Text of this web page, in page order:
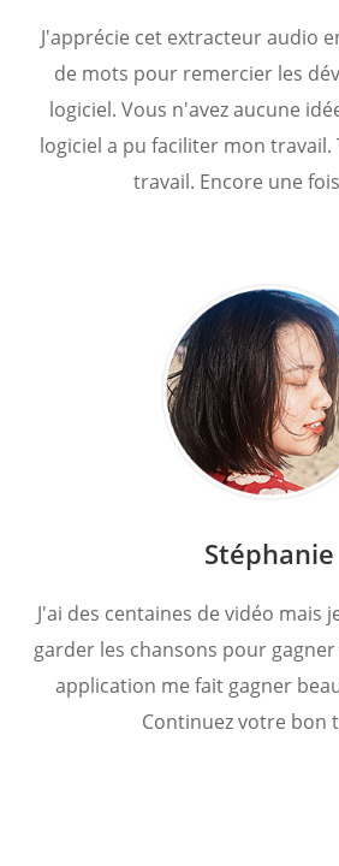
J'apprécie cet extracteur audio
de mots pour remercier les
logiciel. Vous n'avez aucune
logiciel a pu faciliter mon
travail. Encore une
Stéphanie
J'ai des centaines de vidéo mais
garder les chansons pour
application me fait gagner
Continuez votre bon